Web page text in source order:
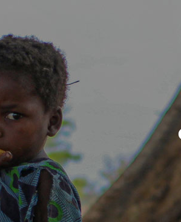
인기 키워드 #정기후원 #하트플레이